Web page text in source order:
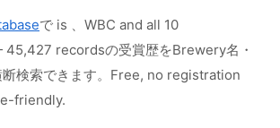
で is 、WBC and all 10
recordsの受賞歴をBrewery名・
検索できます。Free, no registration
friendly.